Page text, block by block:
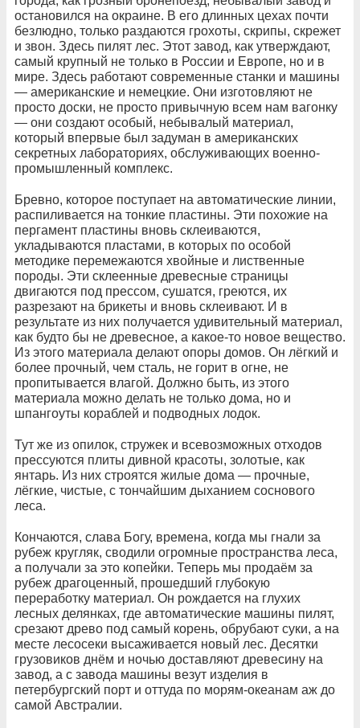
остановился на окраине. В его длинных цехах почти
безлюдно, только раздаются грохоты, скрипы, скрежет
и звон. Здесь пилят лес. Этот завод, как утверждают,
самый крупный не только в России и Европе, но и в
мире. Здесь работают современные станки и машины
— американские и немецкие. Они изготовляют не
просто доски, не просто привычную всем нам вагонку
— они создают особый, небывалый материал,
который впервые был задуман в американских
секретных лабораториях, обслуживающих военно-
промышленный комплекс.
Бревно, которое поступает на автоматические линии,
распиливается на тонкие пластины. Эти похожие на
пергамент пластины вновь склеиваются,
укладываются пластами, в которых по особой
методике перемежаются хвойные и лиственные
породы. Эти склеенные древесные страницы
двигаются под прессом, сушатся, греются, их
разрезают на брикеты и вновь склеивают. И в
результате из них получается удивительный материал,
как будто бы не древесное, а какое-то новое вещество.
Из этого материала делают опоры домов. Он лёгкий и
более прочный, чем сталь, не горит в огне, не
пропитывается влагой. Должно быть, из этого
материала можно делать не только дома, но и
шпангоуты кораблей и подводных лодок.
Тут же из опилок, стружек и всевозможных отходов
прессуются плиты дивной красоты, золотые, как
янтарь. Из них строятся жилые дома — прочные,
лёгкие, чистые, с тончайшим дыханием соснового
леса.
Кончаются, слава Богу, времена, когда мы гнали за
рубеж кругляк, сводили огромные пространства леса,
а получали за это копейки. Теперь мы продаём за
рубеж драгоценный, прошедший глубокую
переработку материал. Он рождается на глухих
лесных делянках, где автоматические машины пилят,
срезают древо под самый корень, обрубают суки, а на
месте лесосеки высаживается новый лес. Десятки
грузовиков днём и ночью доставляют древесину на
завод, а с завода машины везут изделия в
петербургский порт и оттуда по морям-океанам аж до
самой Австралии.